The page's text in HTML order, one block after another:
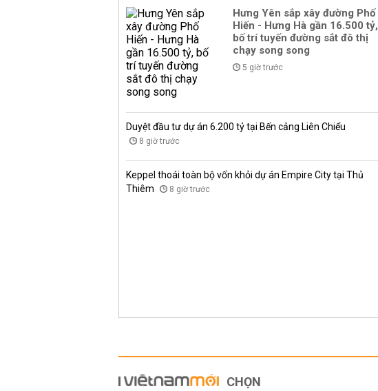
Hưng Yên sắp xây đường Phố
Hiến - Hưng Hà gần 16.500 tỷ,
bố trí tuyến đường sắt đô thị
chạy song song
5 giờ trước
Duyệt đầu tư dự án 6.200 tỷ tại Bến cảng Liên Chiểu
8 giờ trước
Keppel thoái toàn bộ vốn khỏi dự án Empire City tại Thủ
Thiêm
8 giờ trước
CHỌN